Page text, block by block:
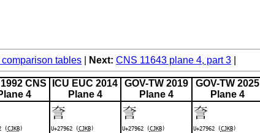
tables Next: CNS 11643 plane 4, part 3
1992 CNS
4
ICU EUC 2014
Plane 4
GOV-TW 2019
Plane 4
GOV-TW 2025
Plane 4
(CJKB)
𧥢
U+27962 (CJKB)
𧥢
U+27962 (CJKB)
𧥢
U+27962 (CJKB)